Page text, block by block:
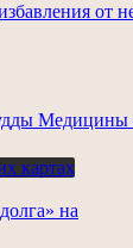
от
Медицины
картах
на